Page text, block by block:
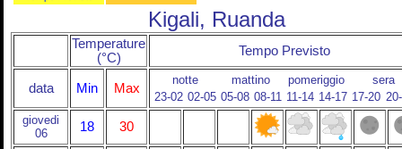
Kigali, Ruanda
Temperature
(°C)
Tempo Previsto
data Min Max
notte mattino pomeriggio
sera
23-02 02-05 05-08 08-11 11-14 14-17 17-20
giovedi
06
18 30